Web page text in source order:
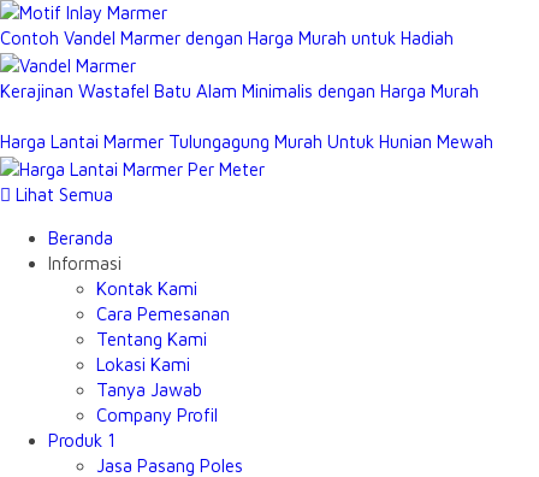
Contoh Vandel Marmer dengan Harga Murah untuk Hadiah
Kerajinan Wastafel Batu Alam Minimalis dengan Harga Murah
Harga Lantai Marmer Tulungagung Murah Untuk Hunian Mewah
Lihat Semua
Beranda
Informasi
Kontak Kami
Cara Pemesanan
Tentang Kami
Lokasi Kami
Tanya Jawab
Company Profil
Produk 1
Jasa Pasang Poles